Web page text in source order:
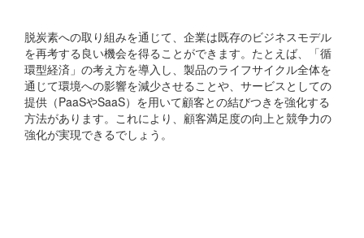
脱炭素への取り組みを通じて、企業は既存のビジネスモデル
を再考する良い機会を得ることができます。たとえば、「循
環型経済」の考え方を導入し、製品のライフサイクル全体を
通じて環境への影響を減少させることや、サービスとしての
提供（PaaSやSaaS）を用いて顧客との結びつきを強化する
方法があります。これにより、顧客満足度の向上と競争力の
強化が実現できるでしょう。